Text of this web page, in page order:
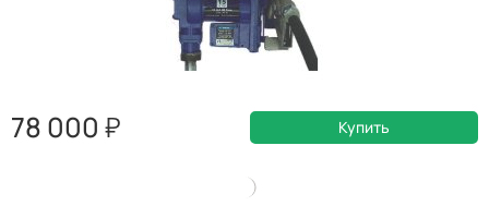
78 000 Купить